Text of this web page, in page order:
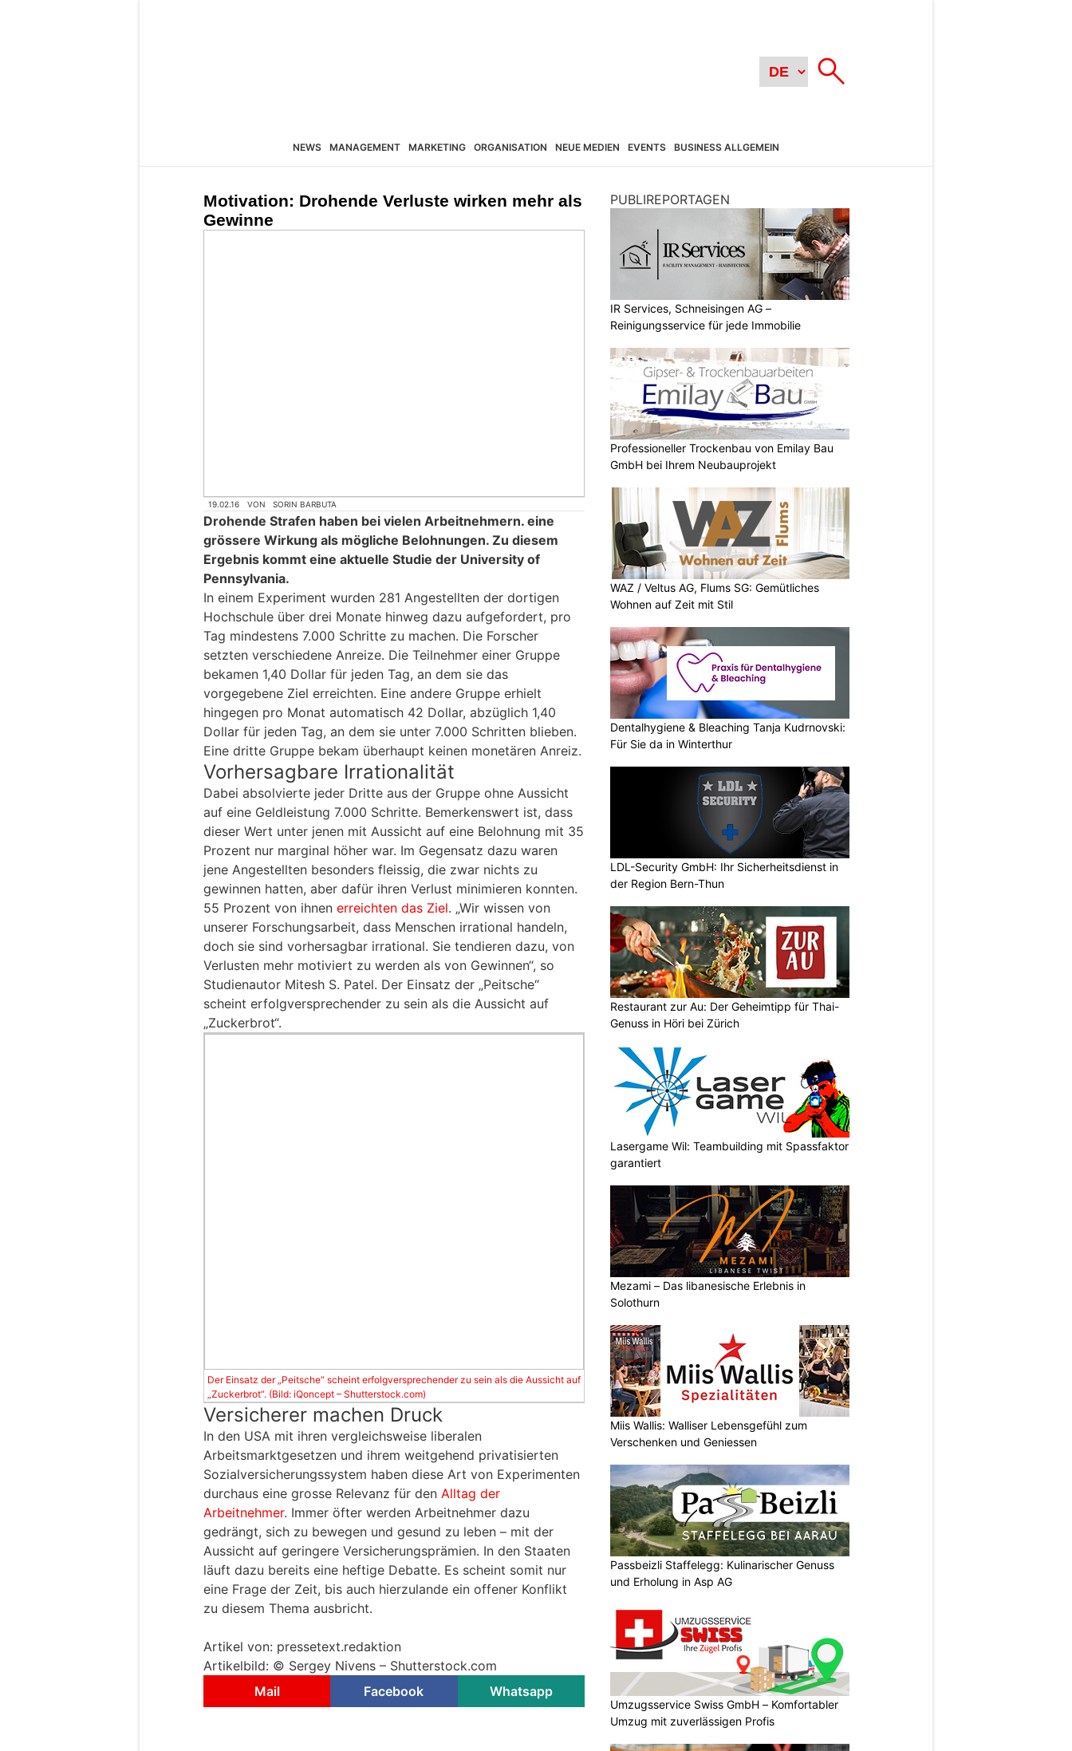
NEWS MANAGEMENT MARKETING ORGANISATION NEUE MEDIEN EVENTS BUSINESS ALLGEMEIN
Motivation: Drohende Verluste wirken mehr als
Gewinne
19.02.16 VON SORIN BARBUTA
Drohende Strafen haben bei vielen Arbeitnehmern. eine
grössere Wirkung als mögliche Belohnungen. Zu diesem
Ergebnis kommt eine aktuelle Studie der University of
Pennsylvania.
In einem Experiment wurden 281 Angestellten der dortigen
Hochschule über drei Monate hinweg dazu aufgefordert, pro
Tag mindestens 7.000 Schritte zu machen. Die Forscher
setzten verschiedene Anreize. Die Teilnehmer einer Gruppe
bekamen 1,40 Dollar für jeden Tag, an dem sie das
vorgegebene Ziel erreichten. Eine andere Gruppe erhielt
hingegen pro Monat automatisch 42 Dollar, abzüglich 1,40
Dollar für jeden Tag, an dem sie unter 7.000 Schritten blieben.
Eine dritte Gruppe bekam überhaupt keinen monetären Anreiz.
Vorhersagbare Irrationalität
Dabei absolvierte jeder Dritte aus der Gruppe ohne Aussicht
auf eine Geldleistung 7.000 Schritte. Bemerkenswert ist, dass
dieser Wert unter jenen mit Aussicht auf eine Belohnung mit 35
Prozent nur marginal höher war. Im Gegensatz dazu waren
jene Angestellten besonders fleissig, die zwar nichts zu
gewinnen hatten, aber dafür ihren Verlust minimieren konnten.
55 Prozent von ihnen erreichten das Ziel. „Wir wissen von
unserer Forschungsarbeit, dass Menschen irrational handeln,
doch sie sind vorhersagbar irrational. Sie tendieren dazu, von
Verlusten mehr motiviert zu werden als von Gewinnen“, so
Studienautor Mitesh S. Patel. Der Einsatz der „Peitsche“
scheint erfolgversprechender zu sein als die Aussicht auf
„Zuckerbrot“.
Der Einsatz der „Peitsche“ scheint erfolgversprechender zu sein als die Aussicht auf
„Zuckerbrot“. (Bild: iQoncept – Shutterstock.com)
Versicherer machen Druck
In den USA mit ihren vergleichsweise liberalen
Arbeitsmarktgesetzen und ihrem weitgehend privatisierten
Sozialversicherungssystem haben diese Art von Experimenten
durchaus eine grosse Relevanz für den Alltag der
Arbeitnehmer. Immer öfter werden Arbeitnehmer dazu
gedrängt, sich zu bewegen und gesund zu leben – mit der
Aussicht auf geringere Versicherungsprämien. In den Staaten
läuft dazu bereits eine heftige Debatte. Es scheint somit nur
eine Frage der Zeit, bis auch hierzulande ein offener Konflikt
zu diesem Thema ausbricht.
Artikel von: pressetext.redaktion
Artikelbild: © Sergey Nivens – Shutterstock.com
Mail
Facebook Whatsapp
PUBLIREPORTAGEN
IR Services, Schneisingen AG –
Reinigungsservice für jede Immobilie
Professioneller Trockenbau von Emilay Bau
GmbH bei Ihrem Neubauprojekt
WAZ / Veltus AG, Flums SG: Gemütliches
Wohnen auf Zeit mit Stil
Dentalhygiene & Bleaching Tanja Kudrnovski:
Für Sie da in Winterthur
LDL-Security GmbH: Ihr Sicherheitsdienst in
der Region Bern-Thun
Restaurant zur Au: Der Geheimtipp für Thai-
Genuss in Höri bei Zürich
Lasergame Wil: Teambuilding mit Spassfaktor
garantiert
Mezami – Das libanesische Erlebnis in
Solothurn
Miis Wallis: Walliser Lebensgefühl zum
Verschenken und Geniessen
Passbeizli Staffelegg: Kulinarischer Genuss
und Erholung in Asp AG
Umzugsservice Swiss GmbH – Komfortabler
Umzug mit zuverlässigen Profis